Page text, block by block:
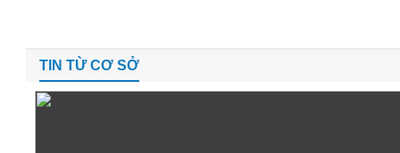
TIN TỪ CƠ SỞ